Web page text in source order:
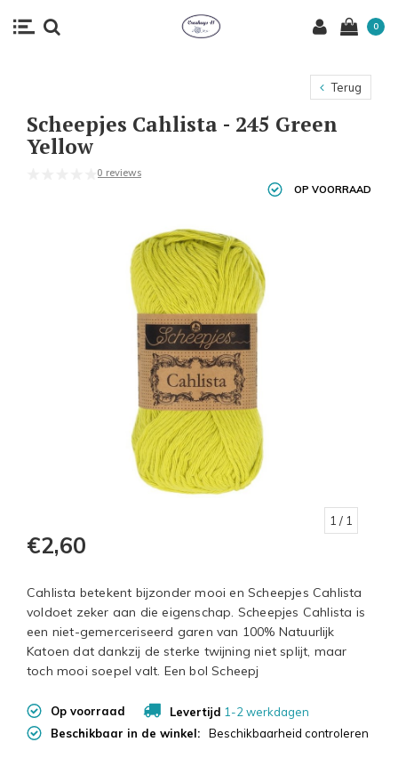
0
Terug
Scheepjes Cahlista - 245 Green
Yellow
0 reviews
OP VOORRAAD
1 / 1
€2,60
Cahlista betekent bijzonder mooi en Scheepjes Cahlista
voldoet zeker aan die eigenschap. Scheepjes Cahlista is
een niet-gemerceriseerd garen van 100% Natuurlijk
Katoen dat dankzij de sterke twijning niet splijt, maar
toch mooi soepel valt. Een bol Scheepj
Op voorraad Levertijd 1-2 werkdagen
Beschikbaar in de winkel:
Beschikbaarheid controleren